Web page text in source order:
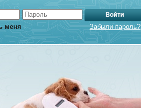
меня Забыли пароль?